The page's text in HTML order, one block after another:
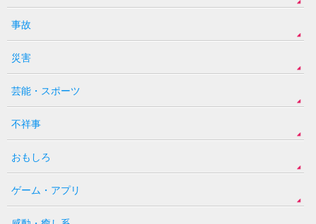
事故
災害
芸能・スポーツ
不祥事
おもしろ
ゲーム・アプリ